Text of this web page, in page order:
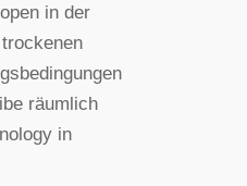
in der
räumlich
in